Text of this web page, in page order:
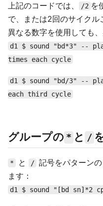
上記のコードでは、 /2 を
で、または2回のサイクル
異なる数字を使用しても
d1 $ sound "bd*3" --
times each cycle
d1 $ sound "bd/3" --
each third cycle
グループの * と /
* と / 記号をパターン
ます：
d1 $ sound "[bd sn]*2